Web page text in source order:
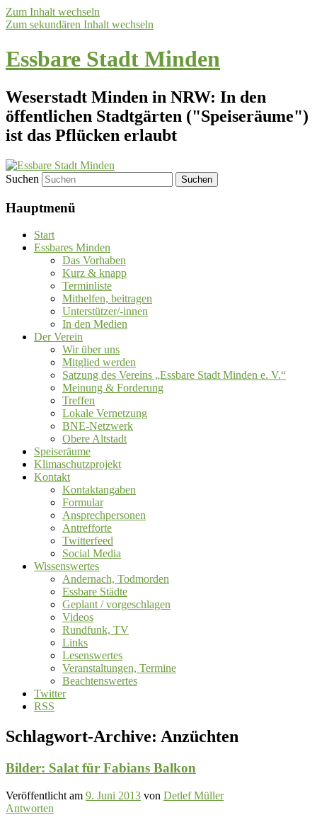
Zum Inhalt wechseln
Zum sekundären Inhalt wechseln
Essbare Stadt Minden
Weserstadt Minden in NRW: In den
öffentlichen Stadtgärten ("Speiseräume")
ist das Pflücken erlaubt
Suchen
Hauptmenü
Start
Essbares Minden
Das Vorhaben
Kurz & knapp
Terminliste
Mithelfen, beitragen
Unterstützer/-innen
In den Medien
Der Verein
Wir über uns
Mitglied werden
Satzung des Vereins „Essbare Stadt Minden e. V.“
Meinung & Forderung
Treffen
Lokale Vernetzung
BNE-Netzwerk
Obere Altstadt
Speiseräume
Klimaschutzprojekt
Kontakt
Kontaktangaben
Formular
Ansprechpersonen
Antrefforte
Twitterfeed
Social Media
Wissenswertes
Andernach, Todmorden
Essbare Städte
Geplant / vorgeschlagen
Videos
Rundfunk, TV
Links
Lesenswertes
Veranstaltungen, Termine
Beachtenswertes
Twitter
RSS
Schlagwort-Archive: Anzüchten
Bilder: Salat für Fabians Balkon
Veröffentlicht am 9. Juni 2013 von Detlef Müller
Antworten